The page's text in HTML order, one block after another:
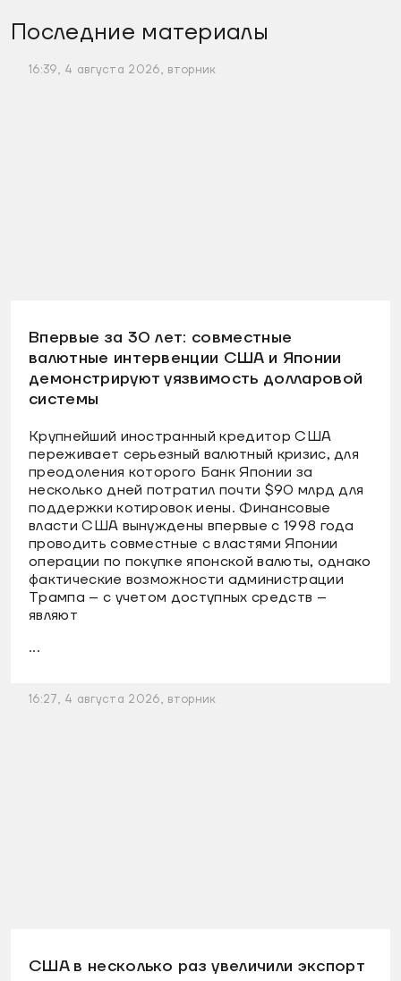
Последние материалы
16:39, 4 августа 2026, вторник
Впервые за 30 лет: совместные
валютные интервенции США и Японии
демонстрируют уязвимость долларовой
системы
Крупнейший иностранный кредитор США
переживает серьезный валютный кризис, для
преодоления которого Банк Японии за
несколько дней потратил почти $90 млрд для
поддержки котировок иены. Финансовые
власти США вынуждены впервые с 1998 года
проводить совместные с властями Японии
операции по покупке японской валюты, однако
фактические возможности администрации
Трампа – с учетом доступных средств –
являют
...
16:27, 4 августа 2026, вторник
США в несколько раз увеличили экспорт